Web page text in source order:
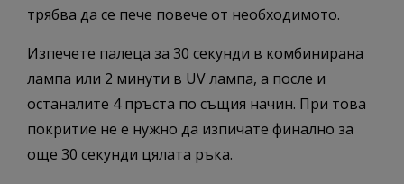
трябва да се пече повече от необходимото.
Изпечете палеца за 30 секунди в комбинирана
лампа или 2 минути в UV лампа, а после и
останалите 4 пръста по същия начин. При това
покритие не е нужно да изпичате финално за
още 30 секунди цялата ръка.